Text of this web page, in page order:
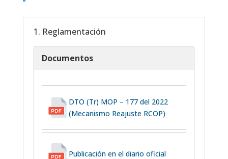
1. Reglamentación
Documentos
DTO (Tr) MOP – 177 del 2022
(Mecanismo Reajuste RCOP)
Publicación en el diario oficial